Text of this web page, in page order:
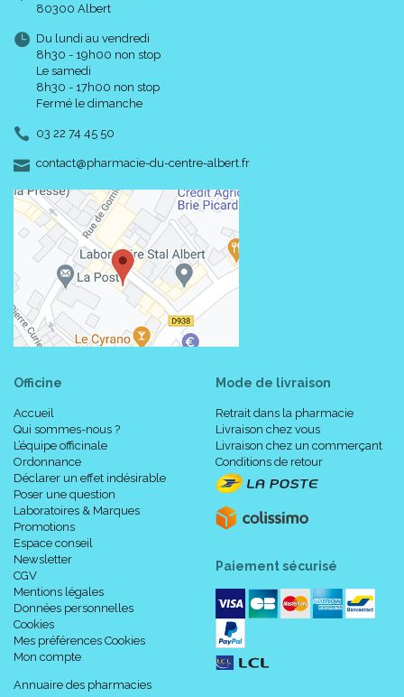
80300 Albert
Du lundi au vendredi
8h30 - 19h00 non stop
Le samedi
8h30 - 17h00 non stop
Fermé le dimanche
03 22 74 45 50
contact-
@-
pharmacie-du-centre-albert.fr
Officine
Accueil
Qui sommes-nous ?
L’équipe officinale
Ordonnance
Déclarer un effet indésirable
Poser une question
Laboratoires & Marques
Promotions
Espace conseil
Newsletter
CGV
Mentions légales
Données personnelles
Cookies
Mes préférences Cookies
Mon compte
Annuaire des pharmacies
Mode de livraison
Retrait dans la pharmacie
Livraison chez vous
Livraison chez un commerçant
Conditions de retour
Paiement sécurisé